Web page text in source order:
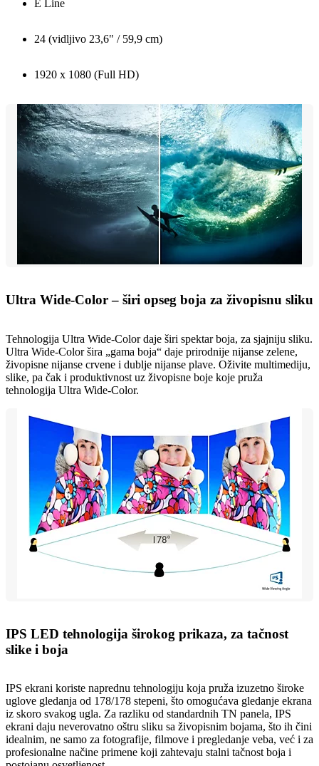
E Line
24 (vidljivo 23,6" / 59,9 cm)
1920 x 1080 (Full HD)
Ultra Wide-Color – širi opseg boja za živopisnu sliku
Tehnologija Ultra Wide-Color daje širi spektar boja, za sjajniju sliku.
Ultra Wide-Color šira „gama boja“ daje prirodnije nijanse zelene,
živopisne nijanse crvene i dublje nijanse plave. Oživite multimediju,
slike, pa čak i produktivnost uz živopisne boje koje pruža
tehnologija Ultra Wide-Color.
IPS LED tehnologija širokog prikaza, za tačnost
slike i boja
IPS ekrani koriste naprednu tehnologiju koja pruža izuzetno široke
uglove gledanja od 178/178 stepeni, što omogućava gledanje ekrana
iz skoro svakog ugla. Za razliku od standardnih TN panela, IPS
ekrani daju neverovatno oštru sliku sa živopisnim bojama, što ih čini
idealnim, ne samo za fotografije, filmove i pregledanje veba, već i za
profesionalne načine primene koji zahtevaju stalni tačnost boja i